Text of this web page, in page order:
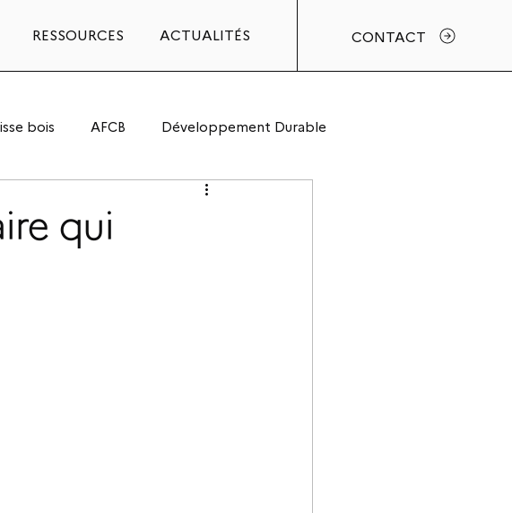
RESSOURCES ACTUALITÉS CONTACT
bois AFCB Développement Durable
qui